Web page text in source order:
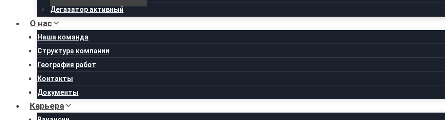
Дегазатор активный
О нас
Наша команда
Структура компании
География работ
Контакты
Документы
Карьера